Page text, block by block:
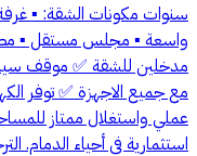
سنوات مكونات الشقة: ▪️
مدخلين للشقة ✅ موقف
مع جميع الاجهزة ✅ توفر
عملي واستغلال ممتاز